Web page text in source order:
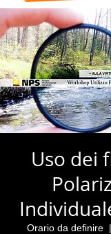
Uso dei
Orario da definire
  |